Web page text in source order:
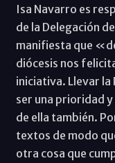
Isa Navarro es
de la Delegación
manifiesta que
diócesis nos
iniciativa. Llevar la
ser una prioridad
de ella también.
textos de modo
otra cosa que